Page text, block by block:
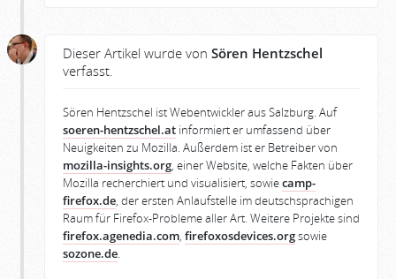
Dieser Artikel wurde von Sören Hentzschel
verfasst.
Sören Hentzschel ist Webentwickler aus Salzburg. Auf
soeren-hentzschel.at informiert er umfassend über
Neuigkeiten zu Mozilla. Außerdem ist er Betreiber von
mozilla-insights.org, einer Website, welche Fakten über
Mozilla recherchiert und visualisiert, sowiecamp-
firefox.de, der ersten Anlaufstelle im deutschsprachigen
Raum für Firefox-Probleme aller Art. Weitere Projekte sind
firefox.agenedia.com, firefoxosdevices.orgsowie
sozone.de.